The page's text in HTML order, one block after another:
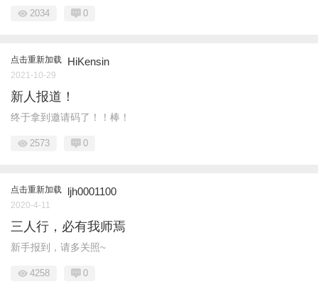
2034 0
点击重新加载 HiKensin
2021-10-29
新人报道！
终于拿到邀请码了！！棒！
2573 0
点击重新加载 ljh0001100
2020-4-11
三人行，必有我师焉
新手报到，请多关照~
4258 0